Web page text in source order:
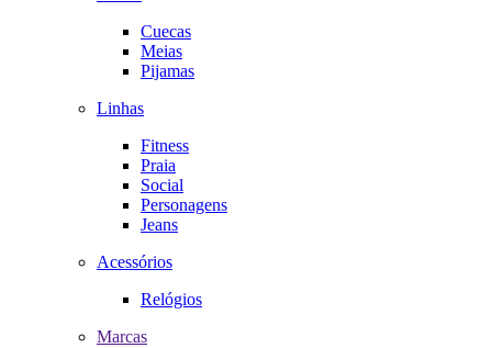
Cuecas
Meias
Pijamas
Linhas
Fitness
Praia
Social
Personagens
Jeans
Acessórios
Relógios
Marcas